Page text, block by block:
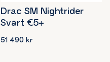
Drac SM Nightrider
Svart €5+
51 490kr